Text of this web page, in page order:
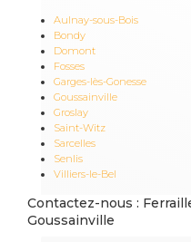
Aulnay-sous-Bois
Bondy
Domont
Fosses
Garges-lès-Gonesse
Goussainville
Groslay
Saint-Witz
Sarcelles
Senlis
Villiers-le-Bel
Contactez-nous :
Goussainville